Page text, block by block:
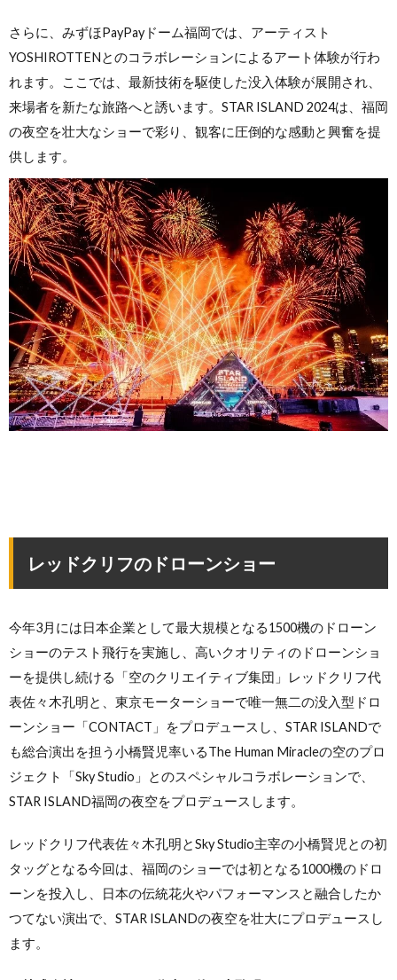
さらに、みずほPayPayドーム福岡では、アーティスト
YOSHIROTTENとのコラボレーションによるアート体験が行わ
れます。ここでは、最新技術を駆使した没入体験が展開され、
来場者を新たな旅路へと誘います。STAR ISLAND 2024は、福岡
の夜空を壮大なショーで彩り、観客に圧倒的な感動と興奮を提
供します。
レッドクリフのドローンショー
今年3月には日本企業として最大規模となる1500機のドローン
ショーのテスト飛行を実施し、高いクオリティのドローンショ
ーを提供し続ける「空のクリエイティブ集団」レッドクリフ代
表佐々木孔明と、東京モーターショーで唯一無二の没入型ドロ
ーンショー「CONTACT」をプロデュースし、STAR ISLANDで
も総合演出を担う小橋賢児率いるThe Human Miracleの空のプロ
ジェクト「Sky Studio」とのスペシャルコラボレーションで、
STAR ISLAND福岡の夜空をプロデュースします。
レッドクリフ代表佐々木孔明とSky Studio主宰の小橋賢児との初
タッグとなる今回は、福岡のショーでは初となる1000機のドロ
ーンを投入し、日本の伝統花火やパフォーマンスと融合したか
つてない演出で、STAR ISLANDの夜空を壮大にプロデュースし
ます。